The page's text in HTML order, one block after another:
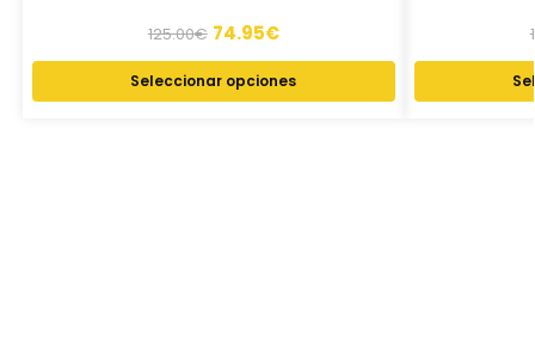
125.00€ 74.95€
Seleccionar opciones